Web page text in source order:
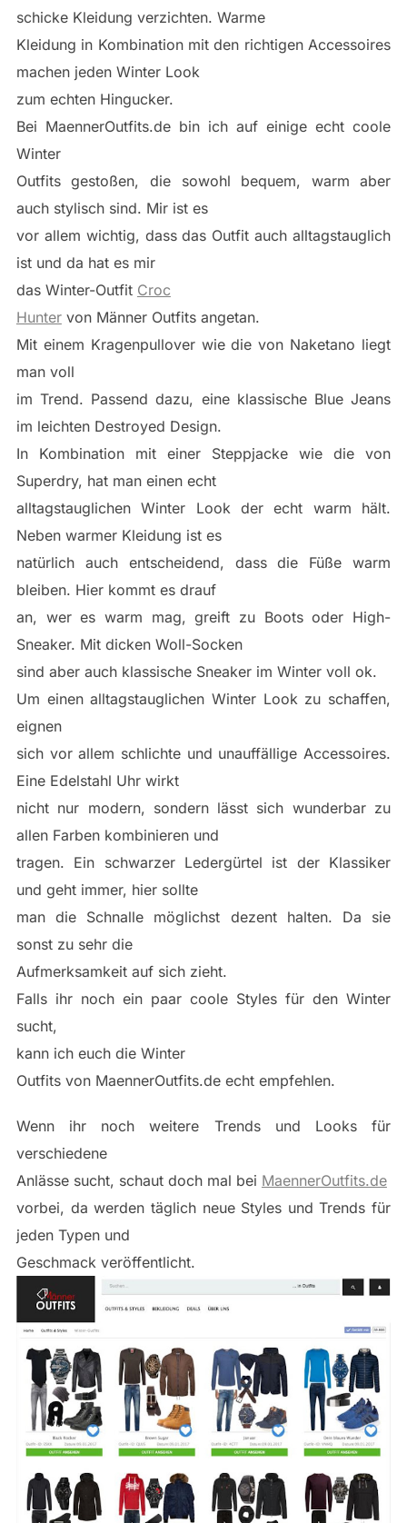
schicke Kleidung verzichten. Warme
Kleidung in Kombination mit den richtigen Accessoires
machen jeden Winter Look
zum echten Hingucker.
Bei MaennerOutfits.de bin ich auf einige echt coole
Winter
Outfits gestoßen, die sowohl bequem, warm aber
auch stylisch sind. Mir ist es
vor allem wichtig, dass das Outfit auch alltagstauglich
ist und da hat es mir
das Winter-Outfit Croc
Huntervon Männer Outfits angetan.
Mit einem Kragenpullover wie die von Naketano liegt
man voll
im Trend. Passend dazu, eine klassische Blue Jeans
im leichten Destroyed Design.
In Kombination mit einer Steppjacke wie die von
Superdry, hat man einen echt
alltagstauglichen Winter Look der echt warm hält.
Neben warmer Kleidung ist es
natürlich auch entscheidend, dass die Füße warm
bleiben. Hier kommt es drauf
an, wer es warm mag, greift zu Boots oder High-
Sneaker. Mit dicken Woll-Socken
sind aber auch klassische Sneaker im Winter voll ok.
Um einen alltagstauglichen Winter Look zu schaffen,
eignen
sich vor allem schlichte und unauffällige Accessoires.
Eine Edelstahl Uhr wirkt
nicht nur modern, sondern lässt sich wunderbar zu
allen Farben kombinieren und
tragen. Ein schwarzer Ledergürtel ist der Klassiker
und geht immer, hier sollte
man die Schnalle möglichst dezent halten. Da sie
sonst zu sehr die
Aufmerksamkeit auf sich zieht.
Falls ihr noch ein paar coole Styles für den Winter
sucht,
kann ich euch die Winter
Outfits von MaennerOutfits.de echt empfehlen.
Wenn ihr noch weitere Trends und Looks für
verschiedene
Anlässe sucht, schaut doch mal bei MaennerOutfits.de
vorbei, da werden täglich neue Styles und Trends für
jeden Typen und
Geschmack veröffentlicht.